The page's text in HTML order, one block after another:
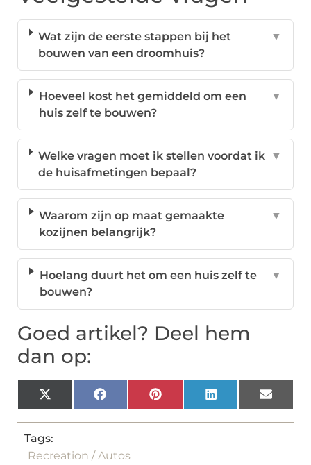
Wat zijn de eerste stappen bij het
bouwen van een droomhuis?
▼
Hoeveel kost het gemiddeld om een
huis zelf te bouwen?
▼
Welke vragen moet ik stellen voordat ik
de huisafmetingen bepaal?
▼
Waarom zijn op maat gemaakte
kozijnen belangrijk?
▼
Hoelang duurt het om een huis zelf te
bouwen?
▼
Goed artikel? Deel hem
dan op:
X
(Twitter)
FacebookPinterestLinkedIn Email
Tags:
Recreation / Autos